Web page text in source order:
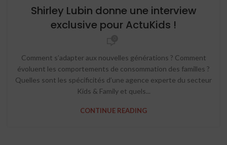
Shirley Lubin donne une interview
exclusive pour ActuKids !
Comment s’adapter aux nouvelles générations ? Comment
évoluent les comportements de consommation des familles ?
Quelles sont les spécificités d’une agence experte du secteur
Kids & Family et quels...
CONTINUE READING